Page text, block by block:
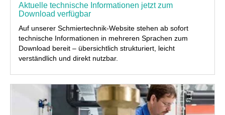
Aktuelle technische Informationen jetzt zum
Download verfügbar
Auf unserer Schmiertechnik-Website stehen ab sofort
technische Informationen in mehreren Sprachen zum
Download bereit – übersichtlich strukturiert, leicht
verständlich und direkt nutzbar.